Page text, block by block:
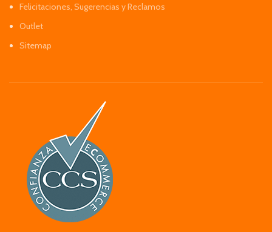
Felicitaciones, Sugerencias y Reclamos
Outlet
Sitemap